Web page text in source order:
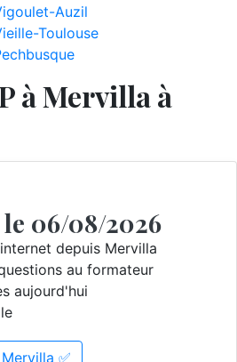
Auzil
Toulouse
à Mervilla à
06/08/2026
depuis Mervilla
au formateur
aujourd'hui
✅